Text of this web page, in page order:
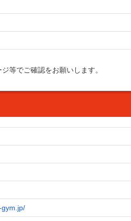
等でご確認をお願いします。